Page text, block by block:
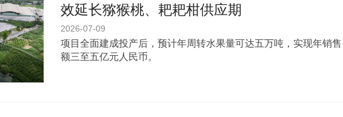
效延长猕猴桃、耙耙柑供应期
2026-07-09
项目全面建成投产后，预计年周转水果量可达五万吨，实现年销售
额三至五亿元人民币。